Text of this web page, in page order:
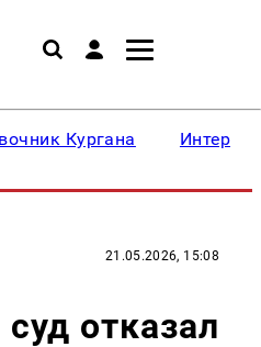
Кургана
21.05.2026, 15:08
отказал